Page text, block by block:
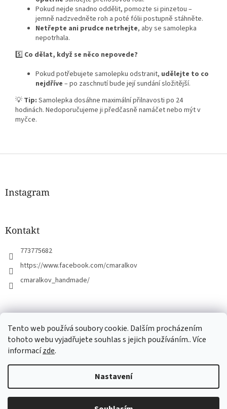
Tento web používá soubory cookie. Dalším procházením
tohoto webu vyjadřujete souhlas s jejich používáním.. Více
informacízde.
Nastavení
Pokud nejde snadno oddělit, pomozte si pinzetou –
jemně nadzvedněte roh a poté fólii postupně stáhněte.
Netřepte ani prudce netrhejte, aby se samolepka
nepotrhala.
5️⃣ Co dělat, když se něco nepovede?
Pokud potřebujete samolepku odstranit, udělejte to co
nejdříve – po zaschnutí bude její sundání složitější.
💡 Tip: Samolepka dosáhne maximální přilnavosti po 24
hodinách. Nedoporučujeme ji předčasně namáčet nebo mýt v
myčce.
Z
Instagram
Kontakt
773775682
https://www.facebook.com/cmaralkov
cmaralkov_handmade/
Copyright 2026Čmáralkov. Všechna práva vyhrazena.Upravit